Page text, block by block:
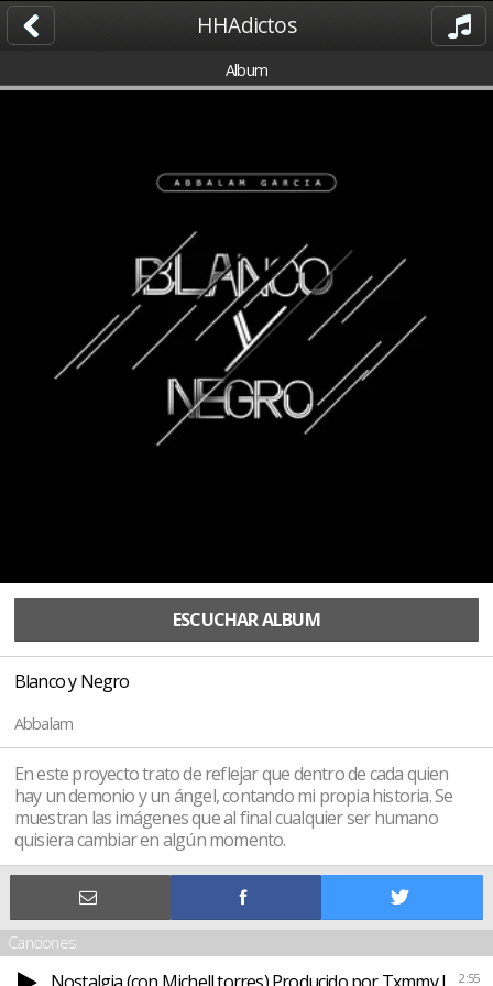
HHAdictos
Album
ESCUCHAR ALBUM
Blanco y Negro
Abbalam
En este proyecto trato de reflejar que dentro de cada quien
hay un demonio y un ángel, contando mi propia historia. Se
muestran las imágenes que al final cualquier ser humano
quisiera cambiar en algún momento.
Canciones
2:55